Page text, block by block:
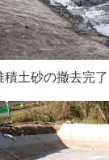
積土砂の撤去完了